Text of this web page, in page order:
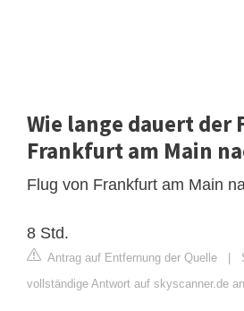
Wie lange dauert der
Frankfurt am Main
Flug von Frankfurt am Main
8 Std.
Antrag auf Entfernung der Quelle
vollständige Antwort auf skyscanner.de an